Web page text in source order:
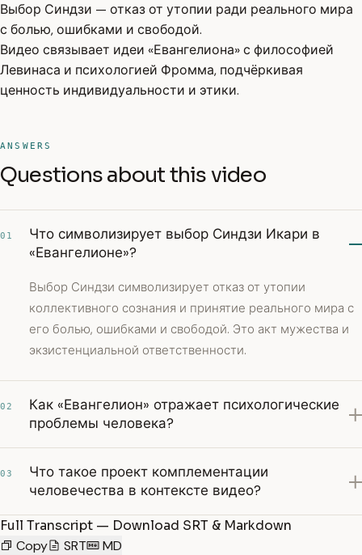
Выбор Синдзи — отказ от утопии ради реального мира
с болью, ошибками и свободой.
Видео связывает идеи «Евангелиона» с философией
Левинаса и психологией Фромма, подчёркивая
ценность индивидуальности и этики.
ANSWERS
Questions about this video
01
Что символизирует выбор Синдзи Икари в
«Евангелионе»?
Выбор Синдзи символизирует отказ от утопии
коллективного сознания и принятие реального мира с
его болью, ошибками и свободой. Это акт мужества и
экзистенциальной ответственности.
02
Как «Евангелион» отражает психологические
проблемы человека?
03
Что такое проект комплементации
человечества в контексте видео?
Full Transcript — Download SRT & Markdown
Copy
SRT MD